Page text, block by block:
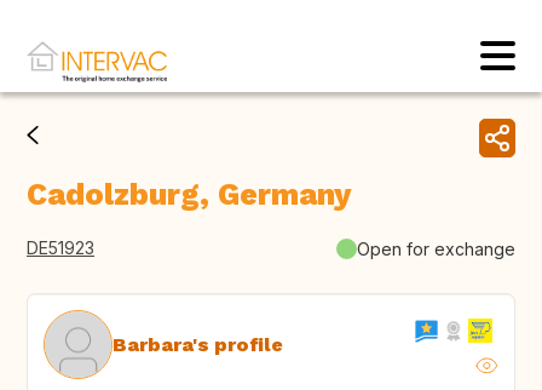
Cadolzburg, Germany
DE51923 Open for exchange
Barbara's profile